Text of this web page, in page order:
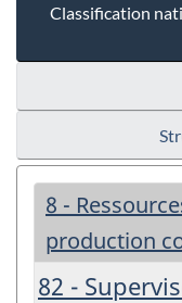
Classification
8 -
production
82 -